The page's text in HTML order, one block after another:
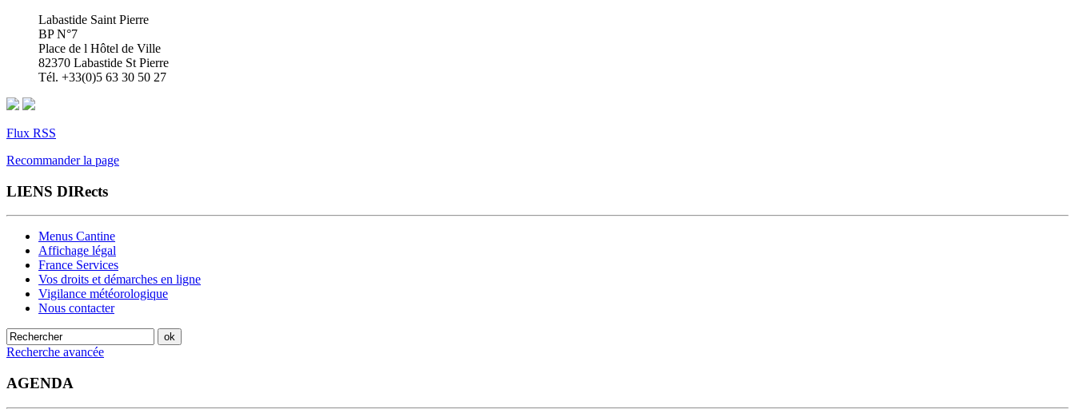
Labastide Saint Pierre
BP N°7
Place de l Hôtel de Ville
82370 Labastide St Pierre
Tél. +33(0)5 63 30 50 27
Flux RSS
Recommander la page
LIENS DIRects
Menus Cantine
Affichage légal
France Services
Vos droits et démarches en ligne
Vigilance météorologique
Nous contacter
Recherche avancée
AGENDA